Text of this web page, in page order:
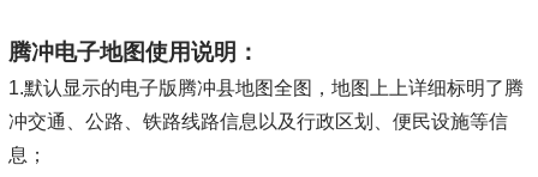
腾冲电子地图使用说明：
1.默认显示的电子版腾冲县地图全图，地图上上详细标明了腾
冲交通、公路、铁路线路信息以及行政区划、便民设施等信
息；